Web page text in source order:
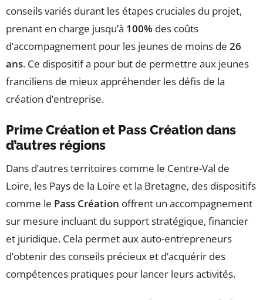
conseils variés durant les étapes cruciales du projet,
prenant en charge jusqu’à 100% des coûts
d’accompagnement pour les jeunes de moins de 26
ans. Ce dispositif a pour but de permettre aux jeunes
franciliens de mieux appréhender les défis de la
création d’entreprise.
Prime Création et Pass Création dans
d’autres régions
Dans d’autres territoires comme le Centre-Val de
Loire, les Pays de la Loire et la Bretagne, des dispositifs
comme le Pass Création offrent un accompagnement
sur mesure incluant du support stratégique, financier
et juridique. Cela permet aux auto-entrepreneurs
d’obtenir des conseils précieux et d’acquérir des
compétences pratiques pour lancer leurs activités.